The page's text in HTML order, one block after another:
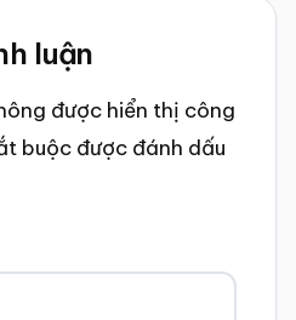
luận
được hiển thị công
buộc được đánh dấu